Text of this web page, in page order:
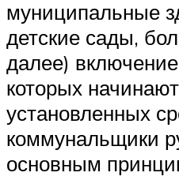
муниципальные
детские сады,
далее)
которых
установленных
коммунальщики
основным